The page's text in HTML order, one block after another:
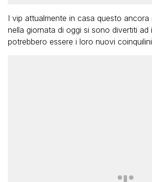
I vip attualmente in casa questo
nella giornata di oggi si sono divertiti ad
potrebbero essere i loro nuovi